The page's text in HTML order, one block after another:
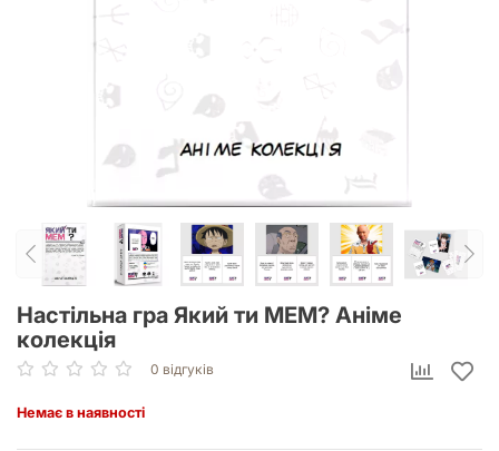
Настільна гра Який ти МЕМ? Аніме
колекція
0 відгуків
Немає в наявності